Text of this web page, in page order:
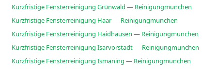
Kurzfristige Fensterreinigung Grünwald — Reinigungmunchen
Kurzfristige Fensterreinigung Haar — Reinigungmunchen
Kurzfristige Fensterreinigung Haidhausen — Reinigungmunchen
Kurzfristige Fensterreinigung Isarvorstadt — Reinigungmunchen
Kurzfristige Fensterreinigung Ismaning — Reinigungmunchen